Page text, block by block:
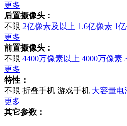
更多
后置摄像头：
不限 2亿像素及以上 1.6亿像素 1
更多
前置摄像头：
不限 4400万像素以上 4000万像素
更多
特性：
不限 折叠手机 游戏手机 大容量电
更多
其它参数：